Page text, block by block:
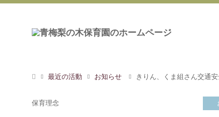
最近の活動 お知らせ きりん、くま組さん交通
保育理念